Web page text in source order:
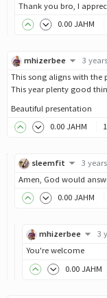
Thank you bro, I
0.00 JAHM
mhizerbee
3
This song aligns with the
This year plenty good
Beautiful presentation
0.00 JAHM
sleemfit
3
Amen, God would
0.00 JAHM
mhizerbee
3
You're welcome
0.00 JAHM